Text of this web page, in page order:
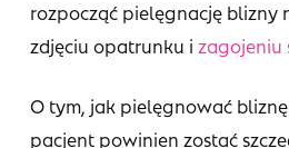
rozpocząć pielęgnację blizny
zdjęciu opatrunku i zagojeniu
O tym, jak pielęgnować
pacjent powinien zostać